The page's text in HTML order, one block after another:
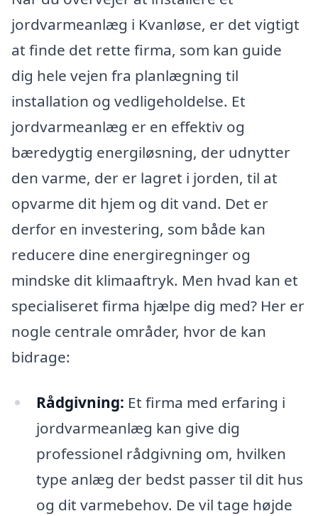
jordvarmeanlæg i Kvanløse, er det vigtigt
at finde det rette firma, som kan guide
dig hele vejen fra planlægning til
installation og vedligeholdelse. Et
jordvarmeanlæg er en effektiv og
bæredygtig energiløsning, der udnytter
den varme, der er lagret i jorden, til at
opvarme dit hjem og dit vand. Det er
derfor en investering, som både kan
reducere dine energiregninger og
mindske dit klimaaftryk. Men hvad kan et
specialiseret firma hjælpe dig med? Her er
nogle centrale områder, hvor de kan
bidrage:
Rådgivning: Et firma med erfaring i
jordvarmeanlæg kan give dig
professionel rådgivning om, hvilken
type anlæg der bedst passer til dit hus
og dit varmebehov. De vil tage højde